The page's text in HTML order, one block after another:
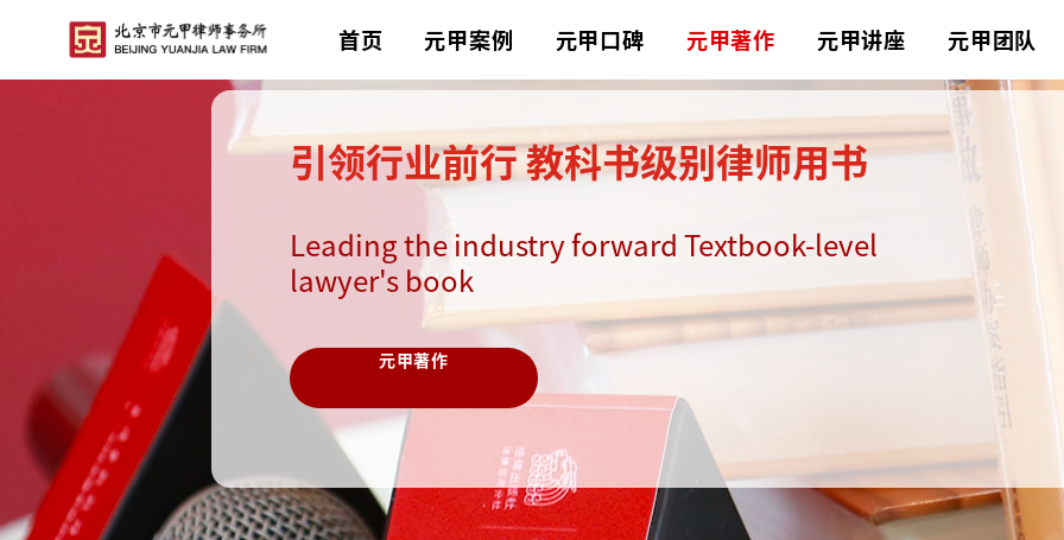
首页 元甲案例 元甲口碑 元甲著作 元甲讲座 元甲团队
引领行业前行 教科书级别律师用书
Leading the industry forward Textbook-level
lawyer's book
元甲著作